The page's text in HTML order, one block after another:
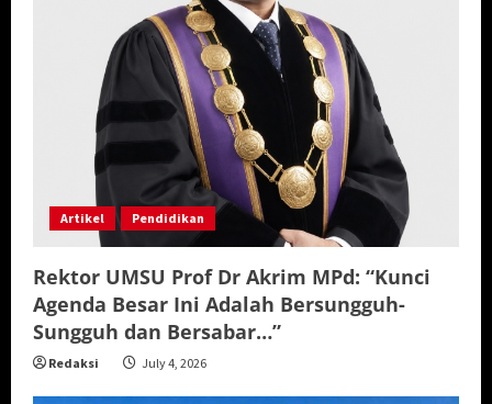
Artikel Pendidikan
Rektor UMSU Prof Dr Akrim MPd: “Kunci
Agenda Besar Ini Adalah Bersungguh-
Sungguh dan Bersabar…”
Redaksi July 4, 2026